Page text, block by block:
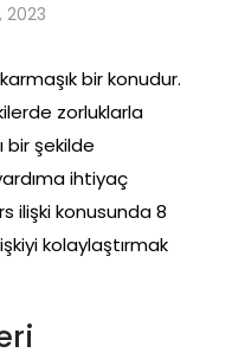
2023
bir konudur.
zorluklarla
bir şekilde
ihtiyaç
ilişki konusunda 8
kolaylaştırmak